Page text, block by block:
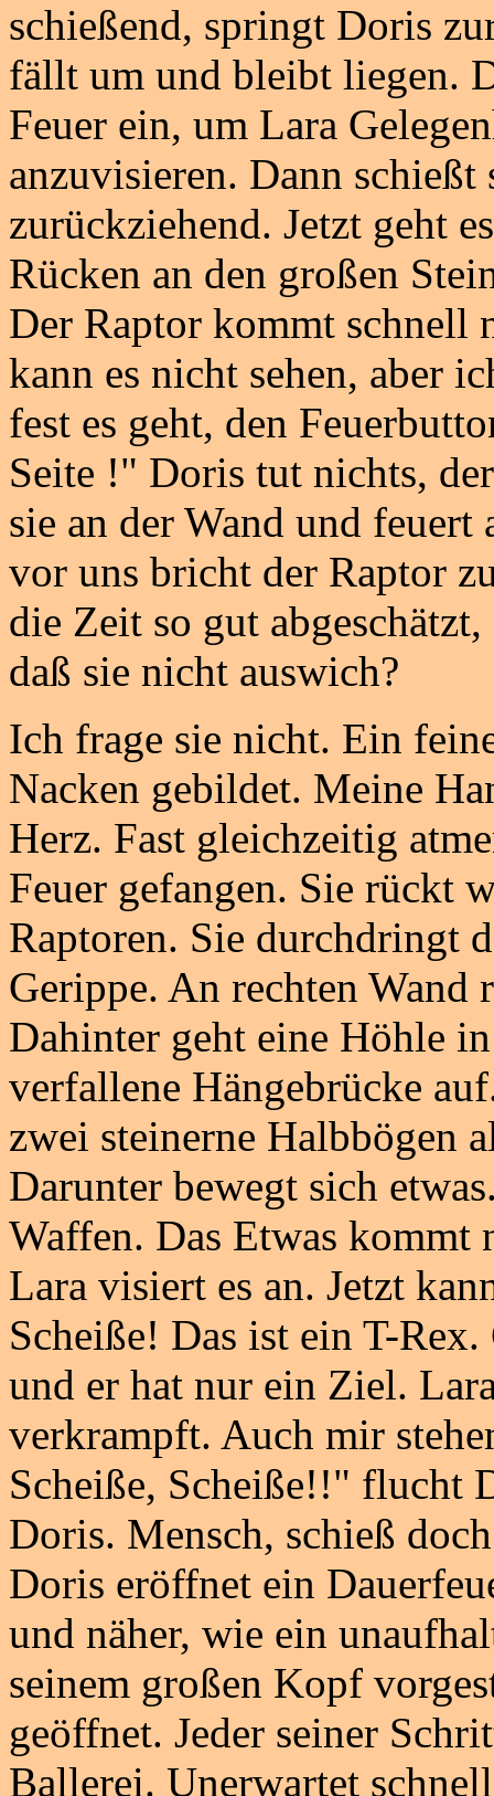
schießend, springt Doris
fällt um und bleibt liegen.
Feuer ein, um Lara
anzuvisieren. Dann
zurückziehend. Jetzt geht
Rücken an den großen
Der Raptor kommt schnell
kann es nicht sehen, aber
fest es geht, den
Seite !" Doris tut nichts,
sie an der Wand und
vor uns bricht der Raptor
die Zeit so gut
daß sie nicht auswich?
Ich frage sie nicht. Ein
Nacken gebildet. Meine
Herz. Fast gleichzeitig
Feuer gefangen. Sie rückt
Raptoren. Sie durchdringt
Gerippe. An rechten Wand
Dahinter geht eine Höhle
verfallene Hängebrücke
zwei steinerne Halbbögen
Darunter bewegt sich
Waffen. Das Etwas kommt
Lara visiert es an. Jetzt
Scheiße! Das ist ein T-
und er hat nur ein Ziel.
verkrampft. Auch mir
Scheiße, Scheiße!!" flucht
Doris. Mensch, schieß
Doris eröffnet ein
und näher, wie ein
seinem großen Kopf
geöffnet. Jeder seiner
Ballerei. Unerwartet